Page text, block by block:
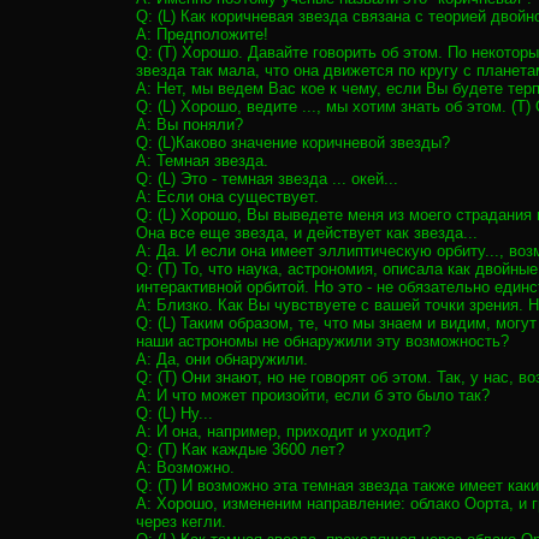
Q: (L) Как коричневая звезда связана с теорией
A: Предположите!
Q: (T) Хорошо. Давайте говорить об этом. По
звезда так мала, что она движется по кругу с
A: Нет, мы ведем Вас кое к чему, если Вы будете
Q: (L) Хорошо, ведите ..., мы хотим знать об этом. (T)
A: Вы поняли?
Q: (L)Каково значение коричневой звезды?
A: Темная звезда.
Q: (L) Это - темная звезда ... окей...
A: Если она существует.
Q: (L) Хорошо, Вы выведете меня из моего страдания
Она все еще звезда, и действует как звезда...
A: Да. И если она имеет эллиптическую орбиту...,
Q: (T) То, что наука, астрономия, описала как
интерактивной орбитой. Но это - не обязательно
A: Близко. Как Вы чувствуете с вашей точки зрения.
Q: (L) Таким образом, те, что мы знаем и видим,
наши астрономы не обнаружили эту возможность?
A: Да, они обнаружили.
Q: (T) Они знают, но не говорят об этом. Так, у нас,
A: И что может произойти, если б это было так?
Q: (L) Ну...
A: И она, например, приходит и уходит?
Q: (T) Как каждые 3600 лет?
A: Возможно.
Q: (T) И возможно эта темная звезда также имеет
A: Хорошо, измененим направление: облако Оорта, и
через кегли.